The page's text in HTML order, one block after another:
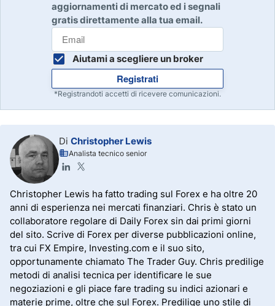
aggiornamenti di mercato ed i segnali
gratis direttamente alla tua email.
Aiutami a scegliere un broker
Registrati
*Registrandoti accetti di ricevere comunicazioni.
Di Christopher Lewis
Analista tecnico senior
Christopher Lewis ha fatto trading sul Forex e ha oltre 20
anni di esperienza nei mercati finanziari. Chris è stato un
collaboratore regolare di Daily Forex sin dai primi giorni
del sito. Scrive di Forex per diverse pubblicazioni online,
tra cui FX Empire, Investing.com e il suo sito,
opportunamente chiamato The Trader Guy. Chris predilige
metodi di analisi tecnica per identificare le sue
negoziazioni e gli piace fare trading su indici azionari e
materie prime, oltre che sul Forex. Predilige uno stile di